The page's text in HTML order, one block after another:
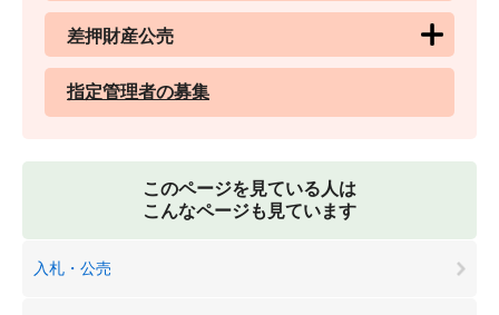
差押財産公売
指定管理者の募集
このページを見ている人は
こんなページも見ています
入札・公売